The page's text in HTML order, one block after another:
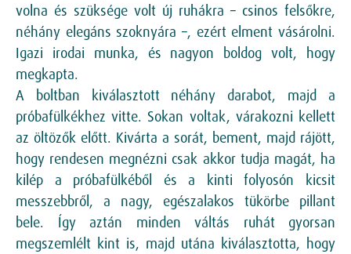
volna és szüksége volt új ruhákra – csinos felsőkre,
néhány elegáns szoknyára –, ezért elment vásárolni.
Igazi irodai munka, és nagyon boldog volt, hogy
megkapta.
A boltban kiválasztott néhány darabot, majd a
próbafülkékhez vitte. Sokan voltak, várakozni kellett
az öltözők előtt. Kivárta a sorát, bement, majd rájött,
hogy rendesen megnézni csak akkor tudja magát, ha
kilép a próbafülkéből és a kinti folyosón kicsit
messzebbről, a nagy, egészalakos tükörbe pillant
bele. Így aztán minden váltás ruhát gyorsan
megszemlélt kint is, majd utána kiválasztotta, hogy